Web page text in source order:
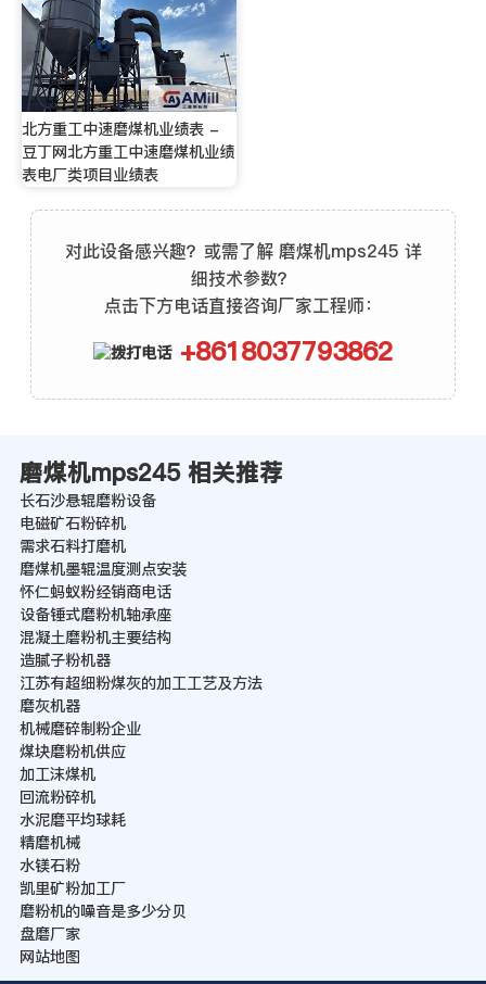
北方重工中速磨煤机业绩表 -
豆丁网北方重工中速磨煤机业绩
表电厂类项目业绩表
对此设备感兴趣？或需了解 磨煤机mps245 详
细技术参数？
点击下方电话直接咨询厂家工程师：
+8618037793862
磨煤机mps245 相关推荐
长石沙悬辊磨粉设备
电磁矿石粉碎机
需求石料打磨机
磨煤机墨辊温度测点安装
怀仁蚂蚁粉经销商电话
设备锤式磨粉机轴承座
混凝土磨粉机主要结构
造腻子粉机器
江苏有超细粉煤灰的加工工艺及方法
磨灰机器
机械磨碎制粉企业
煤块磨粉机供应
加工沫煤机
回流粉碎机
水泥磨平均球耗
精磨机械
水镁石粉
凯里矿粉加工厂
磨粉机的噪音是多少分贝
盘磨厂家
网站地图